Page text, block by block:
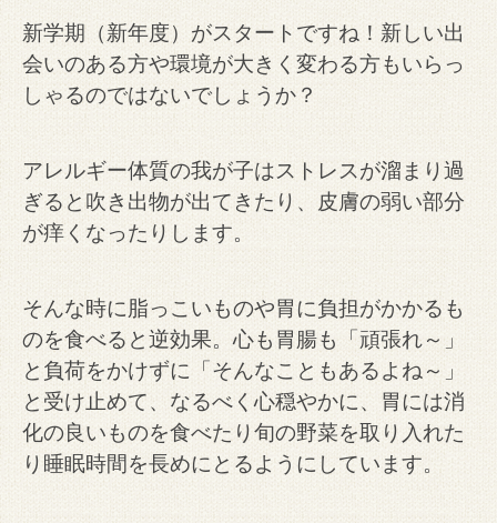
新学期（新年度）がスタートですね！新しい出
会いのある方や環境が大きく変わる方もいらっ
しゃるのではないでしょうか？
アレルギー体質の我が子はストレスが溜まり過
ぎると吹き出物が出てきたり、皮膚の弱い部分
が痒くなったりします。
そんな時に脂っこいものや胃に負担がかかるも
のを食べると逆効果。心も胃腸も「頑張れ～」
と負荷をかけずに「そんなこともあるよね～」
と受け止めて、なるべく心穏やかに、胃には消
化の良いものを食べたり旬の野菜を取り入れた
り睡眠時間を長めにとるようにしています。